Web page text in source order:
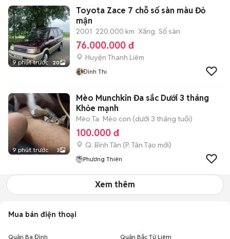
9 phút trước 20
Toyota Zace 7 chỗ số sàn màu Đỏ
mận
2001 220.000 km Xăng Số sàn
76.000.000 đ
Huyện Thanh Liêm
Đình Thi
9 phút trước 3
Mèo Munchkin Đa sắc Dưới 3 tháng
Khỏe mạnh
Mèo Ta Mèo con (dưới 3 tháng tuổi)
100.000 đ
Q. Bình Tân (P. Tân Tạo mới)
Phương Thiên
Xem thêm
Mua bán điện thoại
Quận Ba Đình Quận Bắc Từ Liêm